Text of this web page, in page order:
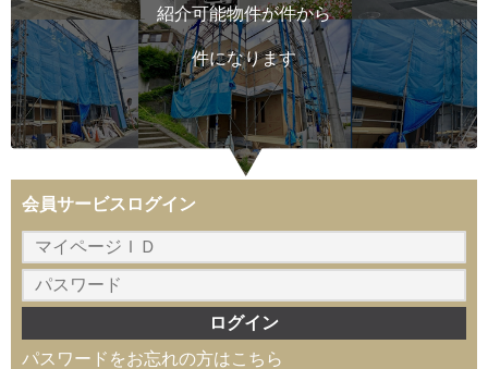
紹介可能物件が件から
件になります
会員サービスログイン
パスワードをお忘れの方はこちら